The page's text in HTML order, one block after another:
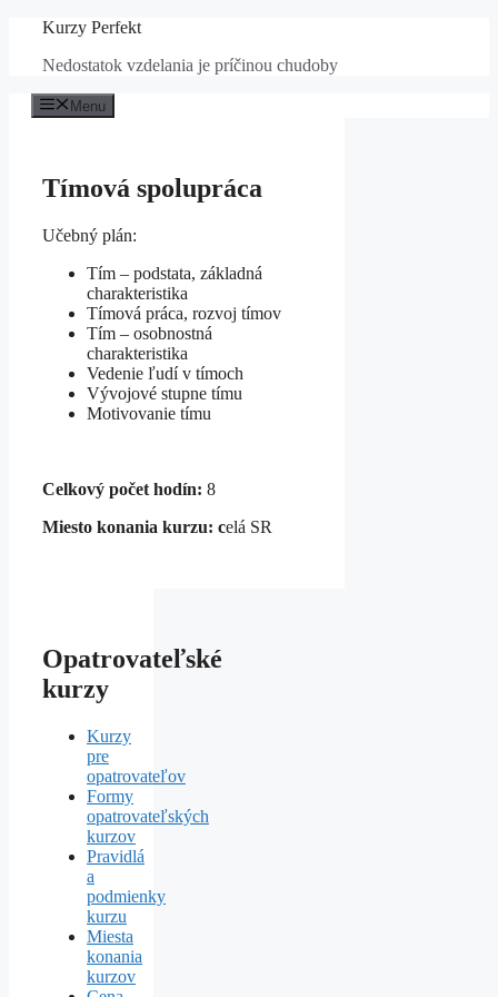
Preskočiť
obsah
Kurzy Perfekt
Nedostatok vzdelania je príčinou chudoby
Menu
Tímová spolupráca
Učebný plán:
Tím – podstata, základná
charakteristika
Tímová práca, rozvoj tímov
Tím – osobnostná
charakteristika
Vedenie ľudí v tímoch
Vývojové stupne tímu
Motivovanie tímu
Celkový počet hodín: 8
Miesto konania kurzu: celá SR
Opatrovateľské
kurzy
Kurzy
pre
opatrovateľov
Formy
opatrovateľských
kurzov
Pravidlá
a
podmienky
kurzu
Miesta
konania
kurzov